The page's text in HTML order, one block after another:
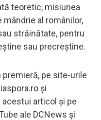
teoretic, misiunea
al românilor,
străinătate, pentru
sau precreștine.
pe site-urile
și
articol și pe
ale DCNews și